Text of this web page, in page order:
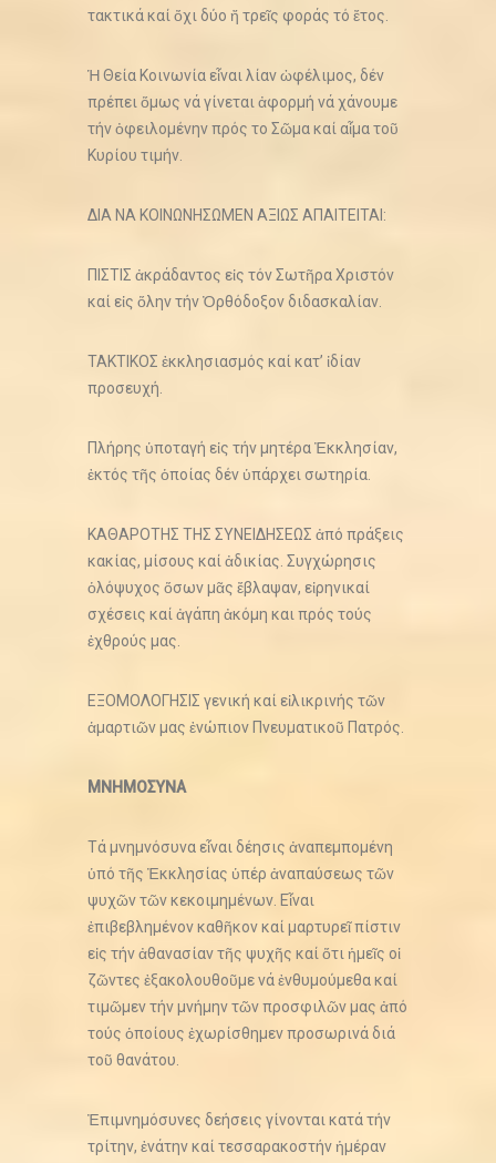
τακτικά καί ὄχι δύο ἤ τρεῖς φοράς τό ἔτος.
Ἡ Θεία Κοινωνία εἶναι λίαν ὠφέλιμος, δέν
πρέπει ὅμως νά γίνεται ἀφορμή νά χάνουμε
τήν ὀφειλομένην πρός το Σῶμα καί αἷμα τοῦ
Κυρίου τιμήν.
ΔΙΑ ΝΑ ΚΟΙΝΩΝΗΣΩΜΕΝ ΑΞΙΩΣ ΑΠΑΙΤΕΙΤΑΙ:
ΠΙΣΤΙΣ ἀκράδαντος εἰς τόν Σωτῆρα Χριστόν
καί εἰς ὅλην τήν Ὀρθόδοξον διδασκαλίαν.
ΤΑΚΤΙΚΟΣ ἐκκλησιασμός καί κατ’ ἰδίαν
προσευχή.
Πλήρης ὑποταγή εἰς τήν μητέρα Ἐκκλησίαν,
ἐκτός τῆς ὁποίας δέν ὑπάρχει σωτηρία.
ΚΑΘΑΡΟΤΗΣ ΤΗΣ ΣΥΝΕΙΔΗΣΕΩΣ ἀπό πράξεις
κακίας, μίσους καί ἀδικίας. Συγχώρησις
ὁλόψυχος ὅσων μᾶς ἔβλαψαν, εἰρηνικαί
σχέσεις καί ἀγάπη ἀκόμη και πρός τούς
ἐχθρούς μας.
ΕΞΟΜΟΛΟΓΗΣΙΣ γενική καί εἰλικρινής τῶν
ἁμαρτιῶν μας ἐνώπιον Πνευματικοῦ Πατρός.
ΜΝΗΜΟΣΥΝΑ
Τά μνημνόσυνα εἶναι δέησις ἀναπεμπομένη
ὑπό τῆς Ἐκκλησίας ὑπέρ ἀναπαύσεως τῶν
ψυχῶν τῶν κεκοιμημένων. Εἶναι
ἐπιβεβλημένον καθῆκον καί μαρτυρεῖ πίστιν
εἰς τήν ἀθανασίαν τῆς ψυχῆς καί ὅτι ἡμεῖς οἱ
ζῶντες ἐξακολουθοῦμε νά ἐνθυμούμεθα καί
τιμῶμεν τήν μνήμην τῶν προσφιλῶν μας ἀπό
τούς ὁποίους ἐχωρίσθημεν προσωρινά διά
τοῦ θανάτου.
Ἐπιμνημόσυνες δεήσεις γίνονται κατά τήν
τρίτην, ἐνάτην καί τεσσαρακοστήν ἡμέραν